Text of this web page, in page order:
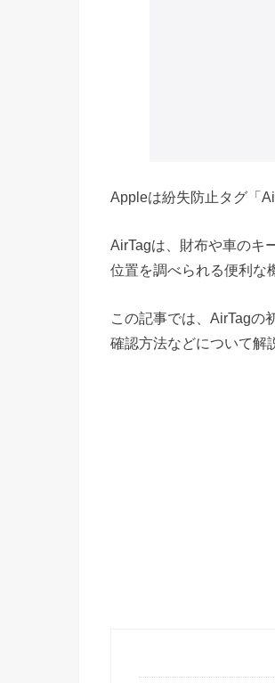
Appleは紛失防止タグ「
AirTagは、財布や車のキ
位置を調べられる便利な
この記事では、AirTagの
確認方法などについて解